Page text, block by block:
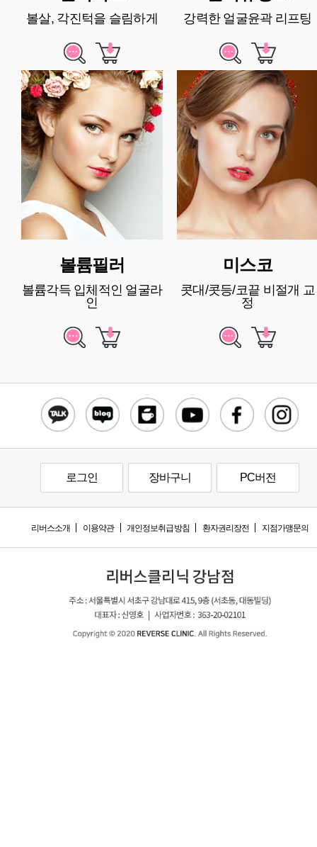
볼살, 각진턱을 슬림하게 강력한 얼굴윤곽 리프팅
볼륨필러
볼륨각득 입체적인 얼굴라
인
미스코
콧대/콧등/코끝 비절개 교
정
로그인 장바구니 PC버전
리버스소개 이용약관 개인정보취급방침 환자권리장전 지점가맹문의